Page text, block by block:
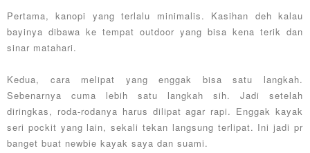
Pertama, kanopi yang terlalu minimalis. Kasihan deh kalau
bayinya dibawa ke tempat outdoor yang bisa kena terik dan
sinar matahari.
Kedua, cara melipat yang enggak bisa satu langkah.
Sebenarnya cuma lebih satu langkah sih. Jadi setelah
diringkas, roda-rodanya harus dilipat agar rapi. Enggak kayak
seri pockit yang lain, sekali tekan langsung terlipat. Ini jadi pr
banget buat newbie kayak saya dan suami.